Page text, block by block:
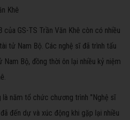
Khê
GS-TS Trần Văn Khê còn có nhiều
tử Nam Bộ. Các nghệ sĩ đã trình tấu
Bộ, đồng thời ôn lại nhiều kỷ niệm
là năm tổ chức chương trình "Nghệ sĩ
đến dự và xúc động khi gặp lại nhiều